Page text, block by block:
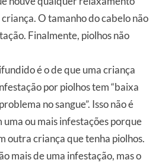
criança. O tamanho do cabelo não
Finalmente, piolhos não
é o de que uma criança
por piolhos tem “baixa
no sangue”. Isso não é
ou mais infestações porque
outra criança que tenha piolhos.
mais de uma infestação, mas o